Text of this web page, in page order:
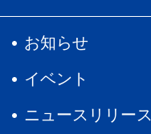
お知らせ
イベント
ニュースリリース